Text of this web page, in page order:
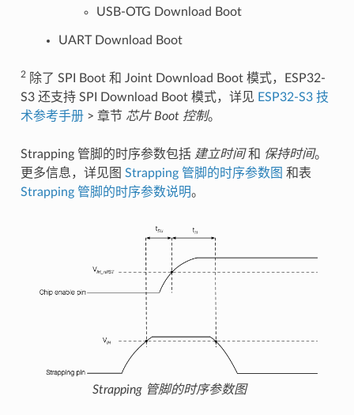
USB-OTG Download Boot
UART Download Boot
2除了 SPI Boot 和 Joint Download Boot 模式，ESP32-
S3 还支持 SPI Download Boot 模式，详见 ESP32-S3 技
术参考手册> 章节 芯片 Boot 控制。
Strapping 管脚的时序参数包括 建立时间和 保持时间。
更多信息，详见图 Strapping 管脚的时序参数图 和表
Strapping 管脚的时序参数说明。
Strapping 管脚的时序参数图